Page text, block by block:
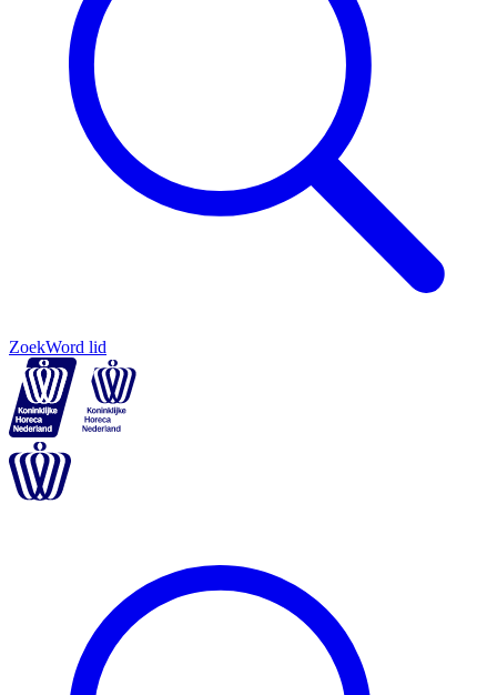
ZoekWord lid